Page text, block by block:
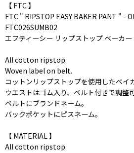
【 FTC 】
FTC " RIPSTOP EASY BAKER PANT " -
FTC026SUMB02
エフティーシー リップストップ ベーカー
All cotton ripstop.
Woven label on belt.
コットンリップストップを使用したベイ
ウエストはゴム入り、ベルト付きで調整可
ベルトにブランドネーム。
バックポケットにピスネーム。
【 MATERIAL 】
All cotton ripstop.